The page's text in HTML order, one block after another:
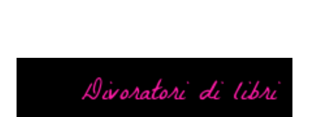
RAGAZZI nei libri hanno i capelli arruffati. Vabbè, c'è crisi, il